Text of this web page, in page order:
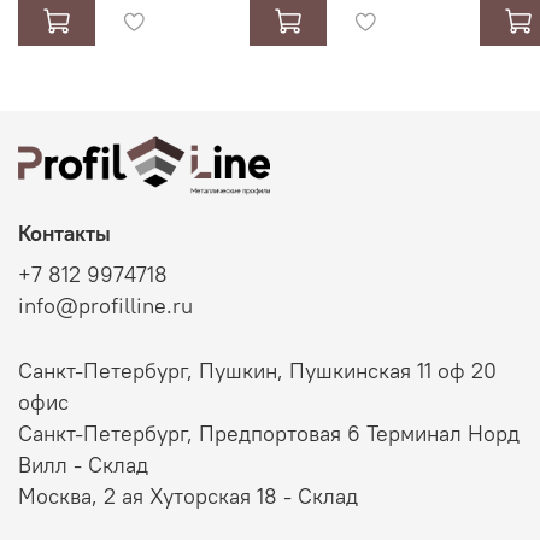
Контакты
+7 812 9974718
info@profilline.ru
Санкт-Петербург, Пушкин, Пушкинская 11 оф 20
офис
Санкт-Петербург, Предпортовая 6 Терминал Норд
Вилл - Склад
Москва, 2 ая Хуторская 18 - Склад